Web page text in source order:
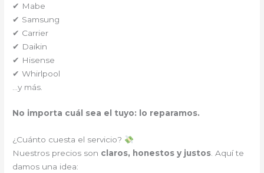
✔ Mabe
✔ Samsung
✔ Carrier
✔ Daikin
✔ Hisense
✔ Whirlpool
…y más.
No importa cuál sea el tuyo: lo reparamos.
¿Cuánto cuesta el servicio?
Nuestros precios son claros, honestos y justos. Aquí te
damos una idea: